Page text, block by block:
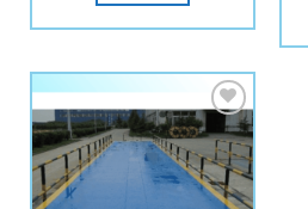
Add to
Wishlist